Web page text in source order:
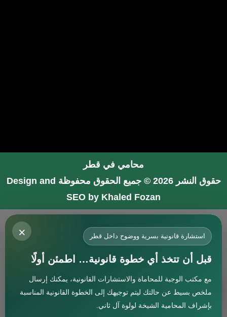
محامي في قطر
حقوق النشر 2026 © جميع الحقوق محفوظة
Design and
SEO by Khaled Fozan
استشارة
× استشارة قانونية بسرية ووضوح داخل قطر
قبل أن تتخذ أي خطوة قانونية… اطمئن أولًا
مع مكتب الوجبة للمحاماة والاستشارات القانونية، يمكنك إرسال
ملخص بسيط عن حالتك ليتم توجيهك إلى الخطوة القانونية المناسبة
بإشراف المحامية الشيخة لولوة آل ثاني.
محامي في جدة
محامي في الرياض شاطر
محامي في المدينة المنورة
المحامي صنيتان السبيعي
افضل محامي في جدة
محامي جنائي في البحرين